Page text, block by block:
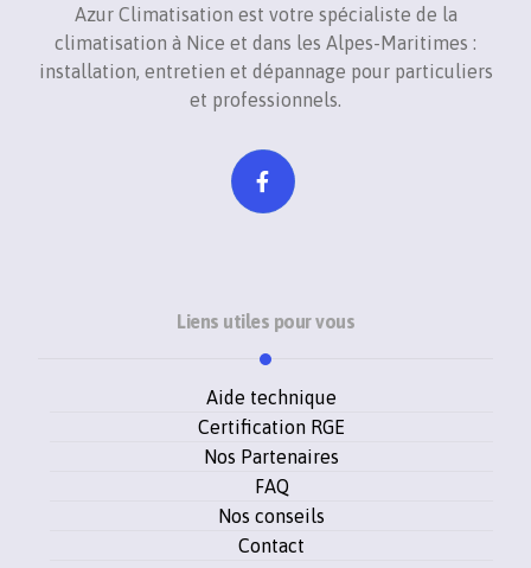
Azur Climatisation est votre spécialiste de la
climatisation à Nice et dans les Alpes-Maritimes :
installation, entretien et dépannage pour particuliers
et professionnels.
Liens utiles pour vous
Aide technique
Certification RGE
Nos Partenaires
FAQ
Nos conseils
Contact